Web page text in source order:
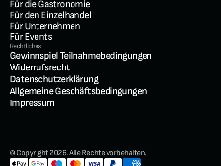
Für die Gastronomie
Für den Einzelhandel
Für Unternehmen
Für Events
Rechtliches
Gewinnspiel Teilnahmebedingungen
Widerrufsrecht
Datenschutzerklärung
Allgemeine Geschäftsbedingungen
Impressum
© Copyright 2026. Alle Rechte vorbehalten.